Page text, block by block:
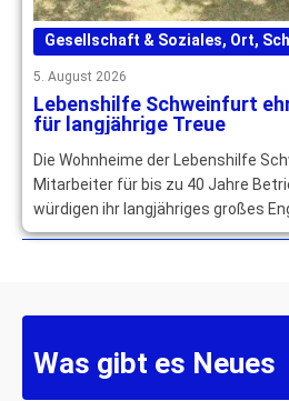
Gesellschaft & Soziales, Ort,
5. August 2026
Lebenshilfe Schweinfurt
für langjährige Treue
Die Wohnheime der Lebenshilfe
Mitarbeiter für bis zu 40 Jahre
würdigen ihr langjähriges großes
Was gibt es Neues